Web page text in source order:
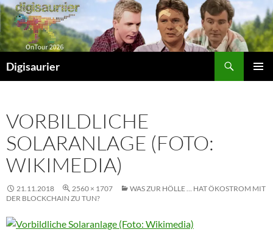
Zum
Inhalt
springen
Digisaurier
VORBILDLICHE
SOLARANLAGE (FOTO:
WIKIMEDIA)
21.11.2018 2560 × 1707
WAS ZUR HÖLLE … HAT ÖKOSTROM MIT
DER BLOCKCHAIN ZU TUN?